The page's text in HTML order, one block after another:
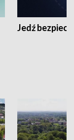
Jedź